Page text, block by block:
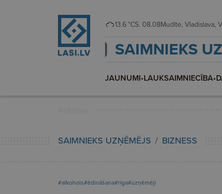
13.6 °CS. 08.08
SAIMNIEKS
JAUNUMI•LAUKSAIMNIECĪBA•
SAIMNIEKS UZŅĒMĒJS BIZNESS
#alkohols#ēdināšana#rīga#uzņēmēji